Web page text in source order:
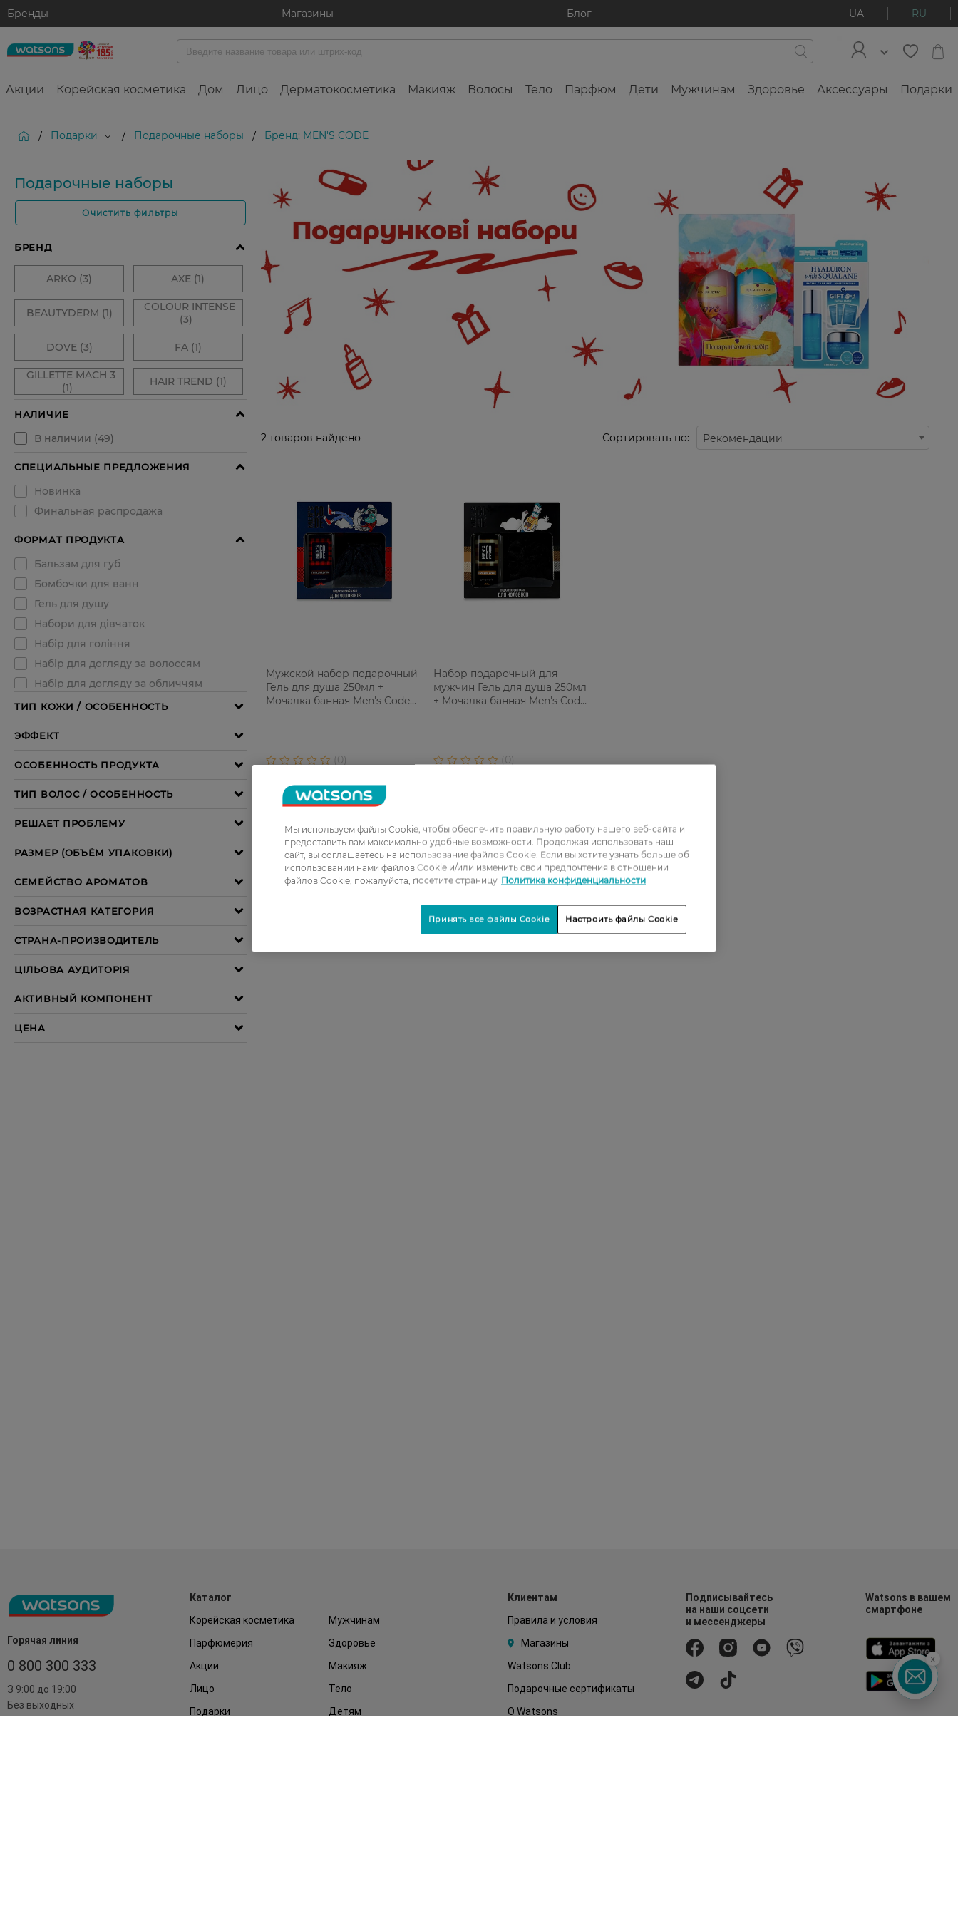
Бренды Магазины Блог UA RU
Акции Корейская косметика Дом Лицо Дерматокосметика Макияж Волосы Тело Парфюм Дети Мужчинам Здоровье Аксессуары Подарки
/ Подарки / Подарочные наборы / Бренд: MEN'S CODE
Подарочные наборы
Очистить фильтры
2 товаров найдено Сортировать по: Рекомендации
Мужской набор подарочный
Гель для душа 250мл +
Мочалка банная Men's Code
Набор подарочный для
мужчин Гель для душа 250мл
+ Мочалка банная Men's Code
Горячая линия
0 800 300 333
З 9:00 до 19:00
Без выходных
Каталог
Корейская косметика
Мужчинам
Парфюмерия
Здоровье
Акции
Макияж
Лицо
Тело
Подарки
Детям
Клиентам
Правила и условия
Магазины
Watsons Club
Подарочные сертификаты
О Watsons
Подписывайтесь
на наши соцсети
и мессенджеры
Watsons в вашем
смартфоне
x
Мы используем файлы Cookie, чтобы обеспечить правильную работу нашего веб-сайта и
предоставить вам максимально удобные возможности. Продолжая использовать наш
сайт, вы соглашаетесь на использование файлов Cookie. Если вы хотите узнать больше об
использовании нами файлов Cookie и/или изменить свои предпочтения в отношении
файлов Cookie, пожалуйста, посетите страницу Политика конфиденциальности
Настроить файлы Cookie
Принять все файлы Cookie